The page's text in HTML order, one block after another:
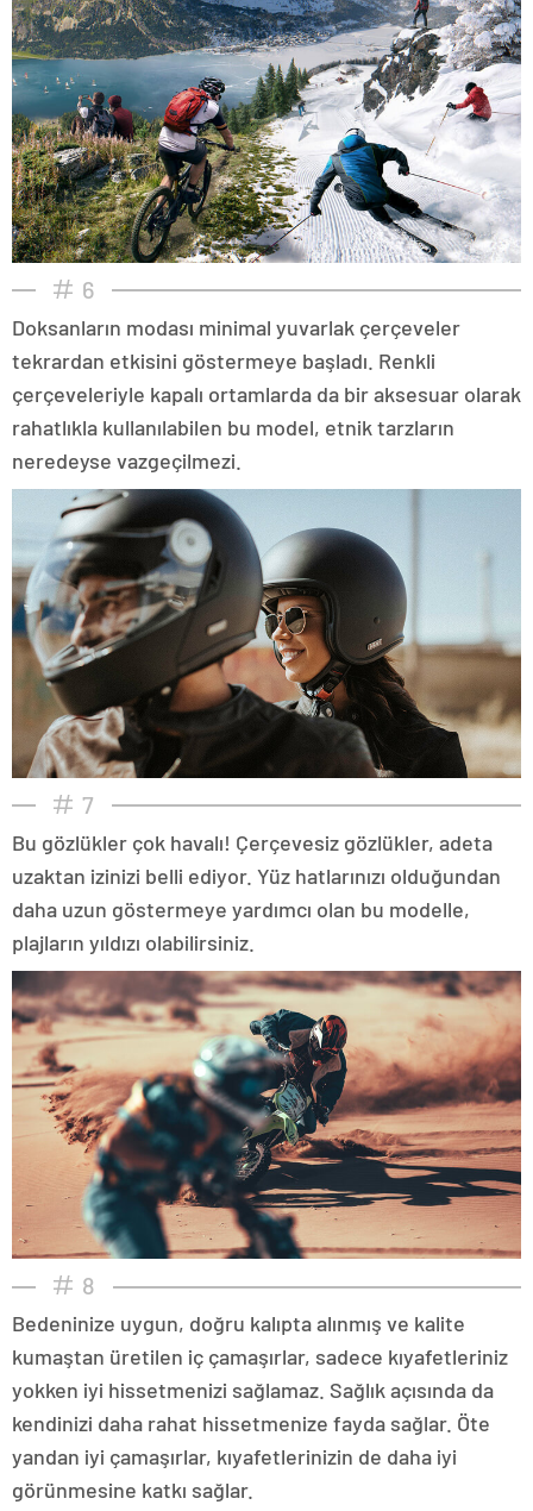
6
Doksanların modası minimal yuvarlak çerçeveler
tekrardan etkisini göstermeye başladı. Renkli
çerçeveleriyle kapalı ortamlarda da bir aksesuar olarak
rahatlıkla kullanılabilen bu model, etnik tarzların
neredeyse vazgeçilmezi.
7
Bu gözlükler çok havalı! Çerçevesiz gözlükler, adeta
uzaktan izinizi belli ediyor. Yüz hatlarınızı olduğundan
daha uzun göstermeye yardımcı olan bu modelle,
plajların yıldızı olabilirsiniz.
8
Bedeninize uygun, doğru kalıpta alınmış ve kalite
kumaştan üretilen iç çamaşırlar, sadece kıyafetleriniz
yokken iyi hissetmenizi sağlamaz. Sağlık açısında da
kendinizi daha rahat hissetmenize fayda sağlar. Öte
yandan iyi çamaşırlar, kıyafetlerinizin de daha iyi
görünmesine katkı sağlar.